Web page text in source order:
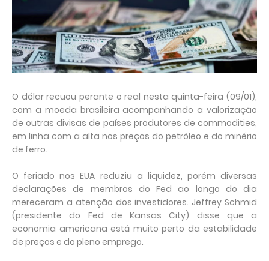
O dólar recuou perante o real nesta quinta-feira (09/01),
com a moeda brasileira acompanhando a valorização
de outras divisas de países produtores de commodities,
em linha com a alta nos preços do petróleo e do minério
de ferro.
O feriado nos EUA reduziu a liquidez, porém diversas
declarações de membros do Fed ao longo do dia
mereceram a atenção dos investidores. Jeffrey Schmid
(presidente do Fed de Kansas City) disse que a
economia americana está muito perto da estabilidade
de preços e do pleno emprego.